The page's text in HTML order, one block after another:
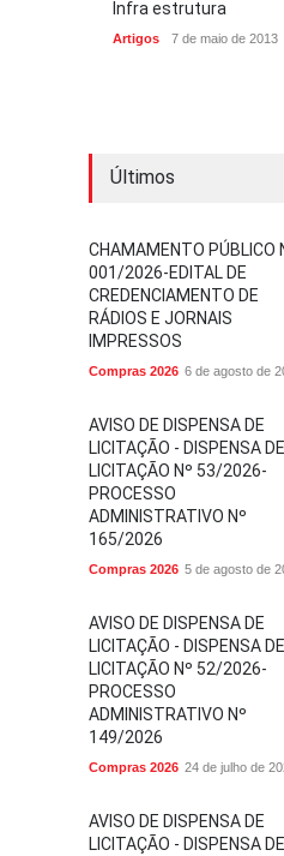
Infra estrutura
Artigos 7 de maio de 2013
Últimos
CHAMAMENTO PÚBLICO
001/2026-EDITAL DE
CREDENCIAMENTO DE
RÁDIOS E JORNAIS
IMPRESSOS
Compras 2026 6 de agosto de
AVISO DE DISPENSA DE
LICITAÇÃO - DISPENSA DE
LICITAÇÃO Nº 53/2026-
PROCESSO
ADMINISTRATIVO Nº
165/2026
Compras 2026 5 de agosto de
AVISO DE DISPENSA DE
LICITAÇÃO - DISPENSA DE
LICITAÇÃO Nº 52/2026-
PROCESSO
ADMINISTRATIVO Nº
149/2026
Compras 2026 24 de julho de
AVISO DE DISPENSA DE
LICITAÇÃO - DISPENSA DE